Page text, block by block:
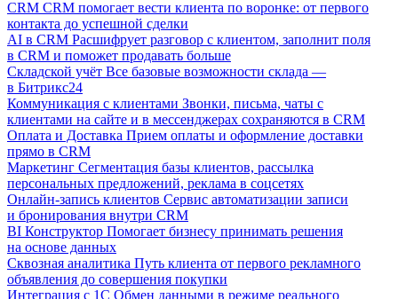
CRM CRM помогает вести клиента по воронке: от первого
контакта до успешной сделки
AI в CRM Расшифрует разговор с клиентом, заполнит поля
в CRM и поможет продавать больше
Складской учёт Все базовые возможности склада —
в Битрикс24
Коммуникация с клиентами Звонки, письма, чаты с
клиентами на сайте и в мессенджерах сохраняются в CRM
Оплата и Доставка Прием оплаты и оформление доставки
прямо в CRM
Маркетинг Сегментация базы клиентов, рассылка
персональных предложений, реклама в соцсетях
Онлайн-запись клиентов Сервис автоматизации записи
и бронирования внутри CRM
BI Конструктор Помогает бизнесу принимать решения
на основе данных
Сквозная аналитика Путь клиента от первого рекламного
объявления до совершения покупки
Интеграция с 1С Обмен данными в режиме реального